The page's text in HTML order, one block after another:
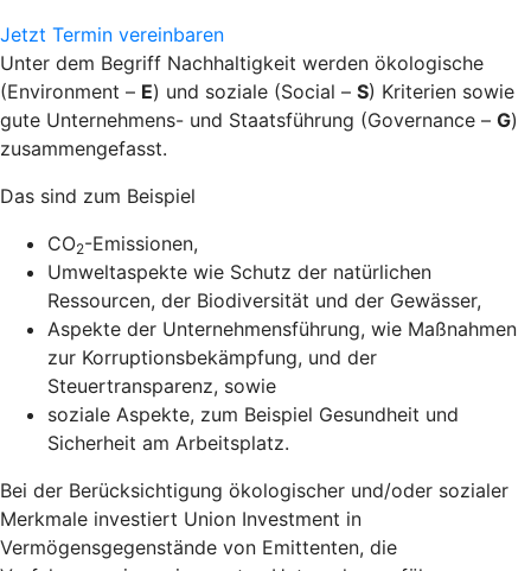
Jetzt Termin vereinbaren
Unter dem Begriff Nachhaltigkeit werden ökologische
(Environment – E) und soziale (Social – S) Kriterien sowie
gute Unternehmens- und Staatsführung (Governance – G)
zusammengefasst.
Das sind zum Beispiel
CO2-Emissionen,
Umweltaspekte wie Schutz der natürlichen
Ressourcen, der Biodiversität und der Gewässer,
Aspekte der Unternehmensführung, wie Maßnahmen
zur Korruptionsbekämpfung, und der
Steuertransparenz, sowie
soziale Aspekte, zum Beispiel Gesundheit und
Sicherheit am Arbeitsplatz.
Bei der Berücksichtigung ökologischer und/oder sozialer
Merkmale investiert Union Investment in
Vermögensgegenstände von Emittenten, die